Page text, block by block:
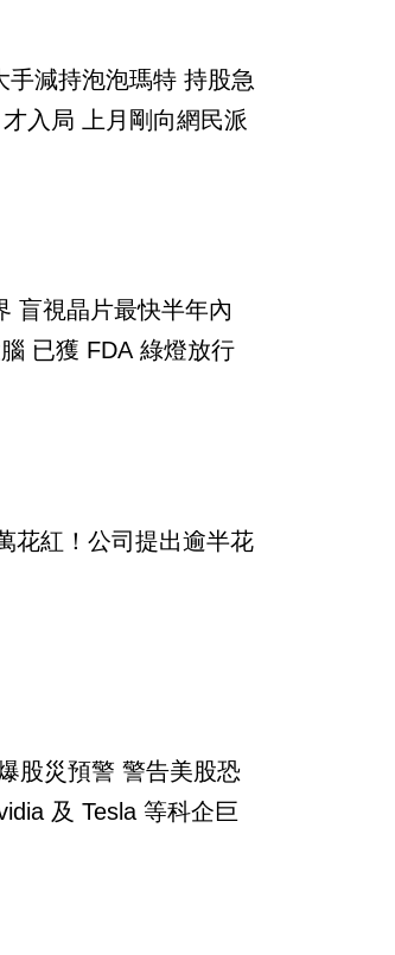
減持泡泡瑪特 持股急
入局 上月剛向網民派
內
已獲 FDA 綠燈放行
花紅！公司提出逾半花
警告美股恐
及 Tesla 等科企巨